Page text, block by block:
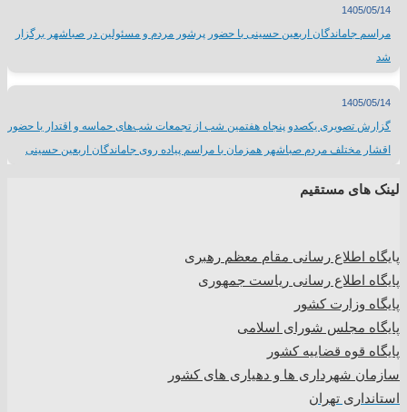
1405/05/14
مراسم جاماندگان اربعین حسینی با حضور پرشور مردم و مسئولین در صباشهر برگزار
شد
1405/05/14
گزارش تصویری یکصدو پنجاه هفتمین شب از تجمعات شب‌های حماسه و اقتدار با حضور
اقشار مختلف مردم صباشهر همزمان با مراسم پیاده روی جاماندگان اربعین حسینی
لینک های مستقیم
پایگاه اطلاع رسانی مقام معظم رهبری
پایگاه اطلاع رسانی ریاست جمهوری
پایگاه وزارت کشور
پایگاه مجلس شورای اسلامی
پایگاه قوه قضاییه کشور
سازمان شهرداری ها و دهیاری های کشور
استانداری تهران